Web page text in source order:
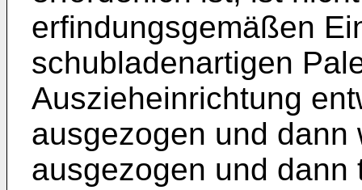
erfindungsgemäßen
schubladenartigen
Auszieheinrichtung
ausgezogen und
ausgezogen und dann